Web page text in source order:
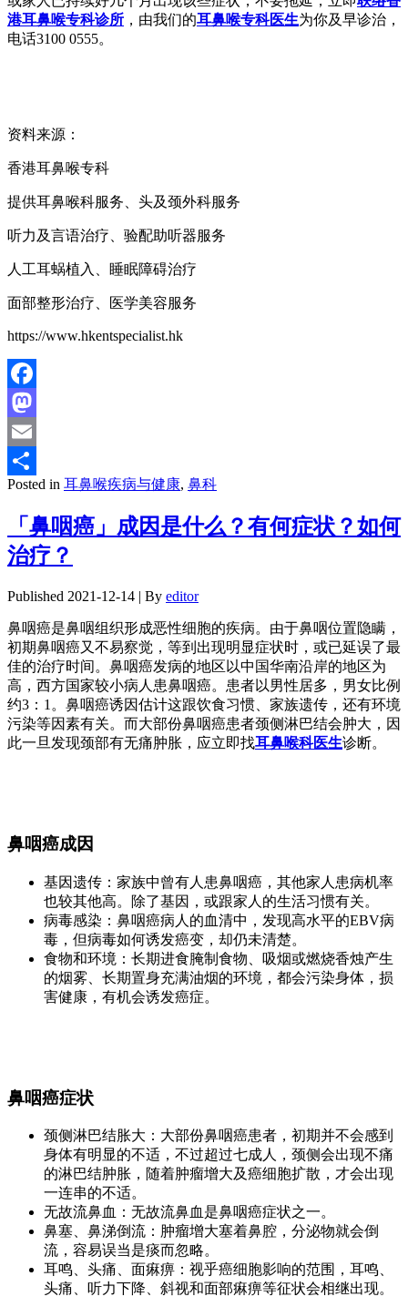
港耳鼻喉专科诊所 ，由我们的耳鼻喉专科医生为你及早诊治，
电话3100 0555。
资料来源：
香港耳鼻喉专科
提供耳鼻喉科服务、头及颈外科服务
听力及言语治疗、验配助听器服务
人工耳蜗植入、睡眠障碍治疗
面部整形治疗、医学美容服务
https://www.hkentspecialist.hk
Facebook
Mastodon
Email
分
享
Posted in 耳鼻喉疾病与健康, 鼻科
「鼻咽癌」成因是什么？有何症状？如何
治疗？
Published 2021-12-14 | By editor
鼻咽癌是鼻咽组织形成恶性细胞的疾病。由于鼻咽位置隐瞒，
初期鼻咽癌又不易察觉，等到出现明显症状时，或已延误了最
佳的治疗时间。鼻咽癌发病的地区以中国华南沿岸的地区为
高，西方国家较小病人患鼻咽癌。患者以男性居多，男女比例
约3：1。鼻咽癌诱因估计这跟饮食习惯、家族遗传，还有环境
污染等因素有关。而大部份鼻咽癌患者颈侧淋巴结会肿大，因
此一旦发现颈部有无痛肿胀，应立即找耳鼻喉科医生诊断。
鼻咽癌成因
基因遗传：家族中曾有人患鼻咽癌，其他家人患病机率
也较其他高。除了基因，或跟家人的生活习惯有关。
病毒感染：鼻咽癌病人的血清中，发现高水平的EBV病
毒，但病毒如何诱发癌变，却仍未清楚。
食物和环境：长期进食腌制食物、吸烟或燃烧香烛产生
的烟雾、长期置身充满油烟的环境，都会污染身体，损
害健康，有机会诱发癌症。
鼻咽癌症状
颈侧淋巴结胀大：大部份鼻咽癌患者，初期并不会感到
身体有明显的不适，不过超过七成人，颈侧会出现不痛
的淋巴结肿胀，随着肿瘤增大及癌细胞扩散，才会出现
一连串的不适。
无故流鼻血：无故流鼻血是鼻咽癌症状之一。
鼻塞、鼻涕倒流：肿瘤增大塞着鼻腔，分泌物就会倒
流，容易误当是痰而忽略。
耳鸣、头痛、面痳痹：视乎癌细胞影响的范围，耳鸣、
头痛、听力下降、斜视和面部痳痹等征状会相继出现。